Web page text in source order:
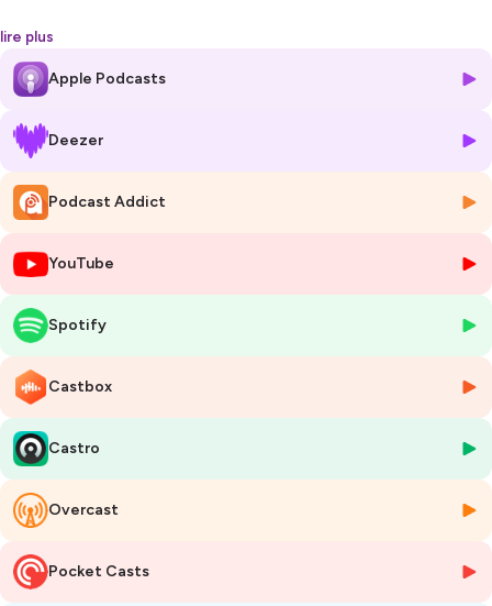
Ancien avocat, Alexandre a choisi de rejoindre le monde de
l’entreprise
Durant cet échange, il a parlé du
positionnement entrepreneurial
Breton et de savoir s’entourer des bonnes personnes.
pour qui il souhaite être le meilleur modèle – mais aussi une plus
secrète, la poésie.
Homme de projets, il a été impliqué dans la définition de la raison
d’être d’Atos et s’est passionné sur le sujet, jusqu’à rédiger un ouvrage
(préfacé par Bruno Lemaire).
Selon lui, il est« urgent d’attendre »
surtout dans un monde aussi
Alexandre nous encourage aussi à oser, ne pas voir peur de l’échec,
tout en gardant notre liberté.
..........................................
Qui sommes-nous ?
Fed Legal, est un cabinet de recrutement et de chasse de têtes, qui
évolue depuis plus de dix ans dans le secteur juridique et fiscal. Notre
équipe d'experts accompagnent les professionnels du droit en leur
proposant des opportunités de carrière.
lire plus
Apple Podcasts
Deezer
Podcast Addict
YouTube
Spotify
Castbox
Castro
Overcast
Pocket Casts